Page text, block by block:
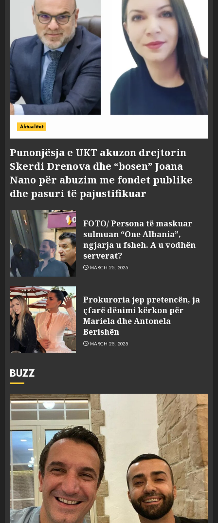
Aktualitet
Punonjësja e UKT akuzon drejtorin
Skerdi Drenova dhe “bosen” Joana
Nano për abuzim me fondet publike
dhe pasuri të pajustifikuar
FOTO/ Persona të maskuar
sulmuan “One Albania”,
ngjarja u fsheh. A u vodhën
serverat?
MARCH 25, 2025
Prokuroria jep pretencën, ja
çfarë dënimi kërkon për
Mariela dhe Antonela
Berishën
MARCH 25, 2025
BUZZ